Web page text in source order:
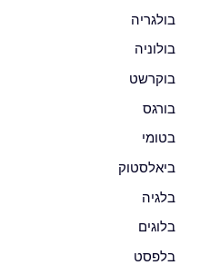
בולגריה
בולוניה
בוקרשט
בורגס
בטומי
ביאלסטוק
בלגיה
בלוגים
בלפסט